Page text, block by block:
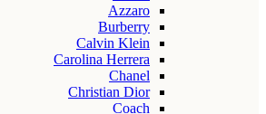
Azzaro
Burberry
Calvin Klein
Carolina Herrera
Chanel
Christian Dior
Coach